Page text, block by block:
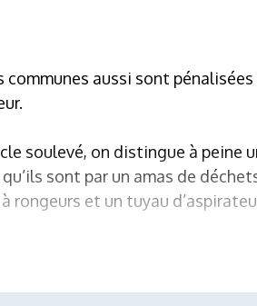
aussi sont
soulevé, on distingue à peine
sont par un amas de
rongeurs et un tuyau